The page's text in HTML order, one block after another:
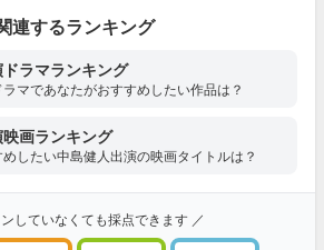
連するランキング
ラマランキング
マであなたがおすすめしたい作品は？
画ランキング
したい中島健人出演の映画タイトルは？
していなくても採点できます ／